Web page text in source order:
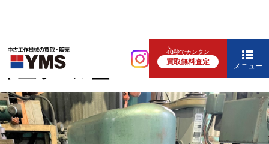
40秒でカンタン
買取無料査定 メニュー
中ぐり・ボール盤
卓上ボール盤